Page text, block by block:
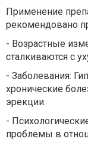
Применение
рекомендовано
- Возрастные
сталкиваются с
- Заболевания:
хронические
эрекции.
-
проблемы в